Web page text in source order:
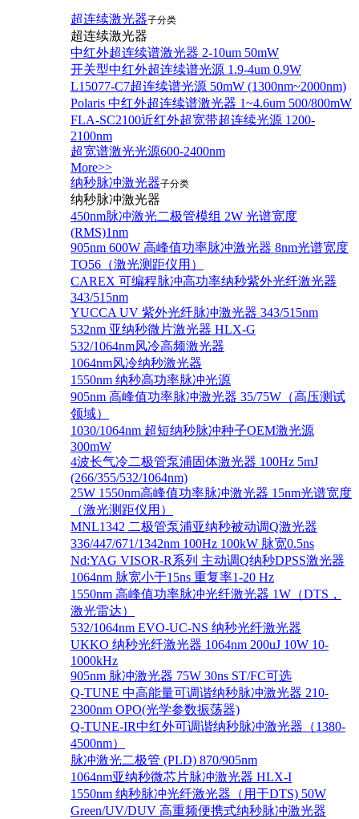
超连续激光器子分类
超连续激光器
中红外超连续谱激光器 2-10um 50mW
开关型中红外超连续谱光源 1.9-4um 0.9W
L15077-C7超连续谱光源 50mW (1300nm~2000nm)
Polaris 中红外超连续谱激光器 1~4.6um 500/800mW
FLA-SC2100近红外超宽带超连续光源 1200-
2100nm
超宽谱激光光源600-2400nm
More>>
纳秒脉冲激光器子分类
纳秒脉冲激光器
450nm脉冲激光二极管模组 2W 光谱宽度
(RMS)1nm
905nm 600W 高峰值功率脉冲激光器 8nm光谱宽度
TO56（激光测距仪用）
CAREX 可编程脉冲高功率纳秒紫外光纤激光器
343/515nm
YUCCA UV 紫外光纤脉冲激光器 343/515nm
532nm 亚纳秒微片激光器 HLX-G
532/1064nm风冷高频激光器
1064nm风冷纳秒激光器
1550nm 纳秒高功率脉冲光源
905nm 高峰值功率脉冲激光器 35/75W（高压测试
领域）
1030/1064nm 超短纳秒脉冲种子OEM激光源
300mW
4波长气冷二极管泵浦固体激光器 100Hz 5mJ
(266/355/532/1064nm)
25W 1550nm高峰值功率脉冲激光器 15nm光谱宽度
（激光测距仪用）
MNL1342 二极管泵浦亚纳秒被动调Q激光器
336/447/671/1342nm 100Hz 100kW 脉宽0.5ns
Nd:YAG VISOR-R系列 主动调Q纳秒DPSS激光器
1064nm 脉宽小于15ns 重复率1-20 Hz
1550nm 高峰值功率脉冲光纤激光器 1W（DTS，
激光雷达）
532/1064nm EVO-UC-NS 纳秒光纤激光器
UKKO 纳秒光纤激光器 1064nm 200uJ 10W 10-
1000kHz
905nm 脉冲激光器 75W 30ns ST/FC可选
Q-TUNE 中高能量可调谐纳秒脉冲激光器 210-
2300nm OPO(光学参数振荡器)
Q-TUNE-IR中红外可调谐纳秒脉冲激光器（1380-
4500nm）
脉冲激光二极管 (PLD) 870/905nm
1064nm亚纳秒微芯片脉冲激光器 HLX-I
1550nm 纳秒脉冲光纤激光器（用于DTS) 50W
Green/UV/DUV 高重频便携式纳秒脉冲激光器